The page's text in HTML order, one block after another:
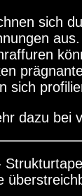
sich
sich
dazu bei